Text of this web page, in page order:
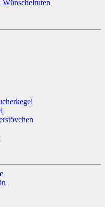
Wünschelruten